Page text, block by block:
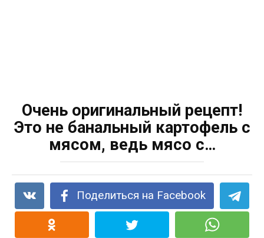
Очень оригинальный рецепт!
Это не банальный картофель с
мясом, ведь мясо с…
Поделиться на Facebook